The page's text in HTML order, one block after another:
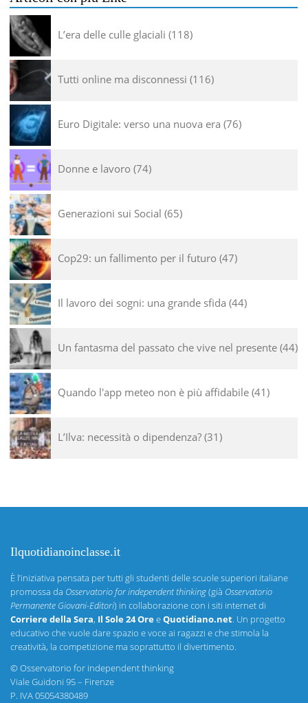
L’era delle culle glaciali 118
Tutti online ma disconnessi 116
Euro Digitale: verso una nuova era 76
Donne e lavoro 74
Generazioni sui Social 65
Cop29: un fallimento per il futuro 47
Il lavoro dei sogni: una grande sfida 44
Un fantasma del passato che vive nel presente 44
Quando l'app meteo non è più affidabile 41
L’Ilva: necessità o dipendenza? 31
Ilquotidianoinclasse.it
È l’iniziativa pensata per tutti gli studenti delle scuole superiori italiane
promossa da Osservatorio for independent thinking(già Osservatorio
Permanente Giovani-Editori) in collaborazione con i siti internet di
Corriere della Sera, Il Sole 24 OreeQuotidiano.net. Un progetto
educativo che vuole dare spazio e voce ai ragazzi e che stimola la
creatività, la competizione ma soprattutto il divertimento.
©Osservatorio for independent thinking
Viale Guidoni 95 – Firenze
P. IVA 05054380489